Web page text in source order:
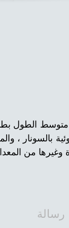
بالسونار ،
رسالة